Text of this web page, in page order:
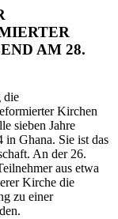
AM 28.
die
Kirchen
sieben Jahre
in Ghana. Sie ist das
An der 26.
aus etwa
Kirche die
zu einer